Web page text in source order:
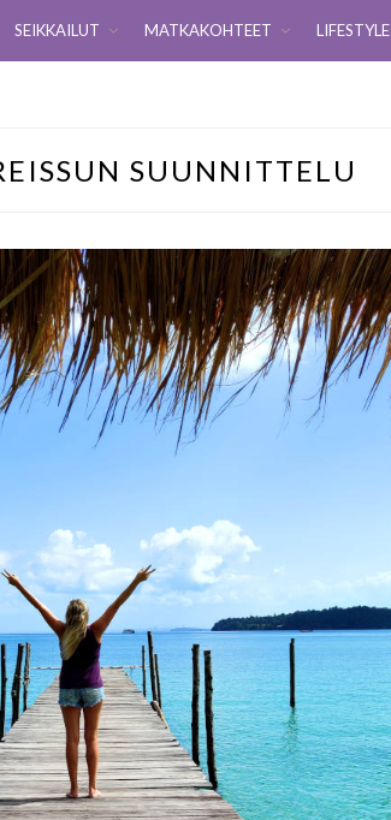
SEIKKAILUT MATKAKOHTEET LIFESTYLE
SUUNNITTELU